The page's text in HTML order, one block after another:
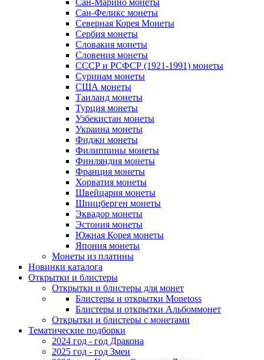
Сан-Марино монеты
Сан-Феликс монеты
Северная Корея Монеты
Сербия монеты
Словакия монеты
Словения монеты
СССР и РСФСР (1921-1991) монеты
Суринам монеты
США монеты
Таиланд монеты
Турция монеты
Узбекистан монеты
Украина монеты
Фиджи монеты
Филиппины монеты
Финляндия монеты
Франция монеты
Хорватия монеты
Швейцария монеты
Шпицберген монеты
Эквадор монеты
Эстония монеты
Южная Корея монеты
Япония монеты
Монеты из платины
Новинки каталога
Открытки и блистеры
Открытки и блистеры для монет
Блистеры и открытки Monetoss
Блистеры и открытки Альбоммонет
Открытки и блистеры с монетами
Тематические подборки
2024 год - год Дракона
2025 год - год Змеи